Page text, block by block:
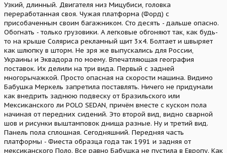
Узкий, длинный. Двигателя низ Мицубиси, головка
переработанная своя. Чужая платформа (Форд) с
присобаченным своим багажником. Сто десять - дальше опасно.
Обогнать - только грузовики. А легковые обгоняют так, как будь-
то на крыше Соляриса рекламный щит 3х4. Болтает и швыряет
как шлюпку в шторм. Не зря же выпускались для России,
Украины и Эквадора по моему. Впечатляющая география
поставок. Их делили на три вида. Первый с задней
многорычажкой. Просто опасная на скорости машина. Видимо
Бабушка Меркель запретила поставлять. Ничего не придумали
как внедрить заднюю подвеску от Бразильского или
Мексиканского ли POLO SEDAN, причём вместе с куском пола
начиная от передних сидений. Это второй вид, видно сварной
шов и рисунки выштамповок днища разные. Ну и третий вид.
Панель пола сплошная. Сегодняшний. Передняя часть
платформы - Фиеста образца года так 1991 и задняя от
мексиканского Поло. Все равно Бабушка не пустила в Европу. Как